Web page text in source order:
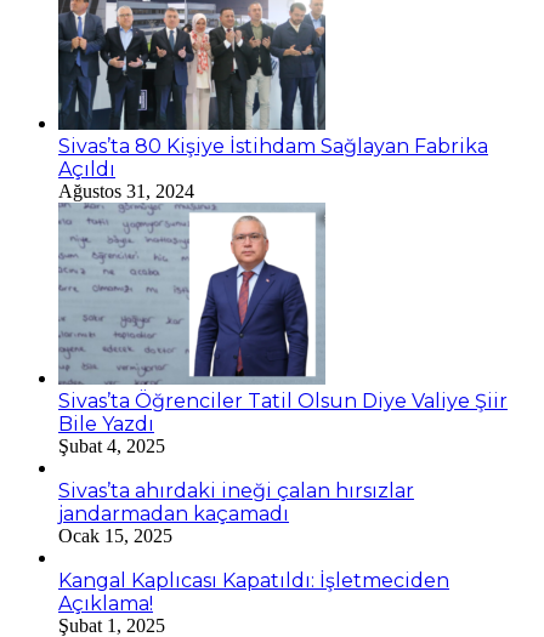
Sivas’ta 80 Kişiye İstihdam Sağlayan Fabrika
Açıldı
Ağustos 31, 2024
Sivas’ta Öğrenciler Tatil Olsun Diye Valiye Şiir
Bile Yazdı
Şubat 4, 2025
Sivas’ta ahırdaki ineği çalan hırsızlar
jandarmadan kaçamadı
Ocak 15, 2025
Kangal Kaplıcası Kapatıldı: İşletmeciden
Açıklama!
Şubat 1, 2025